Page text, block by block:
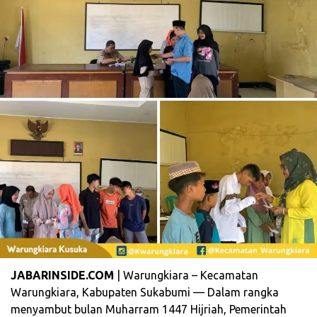
JABARINSIDE.COM | Warungkiara – Kecamatan
Warungkiara, Kabupaten Sukabumi — Dalam rangka
menyambut bulan Muharram 1447 Hijriah, Pemerintah